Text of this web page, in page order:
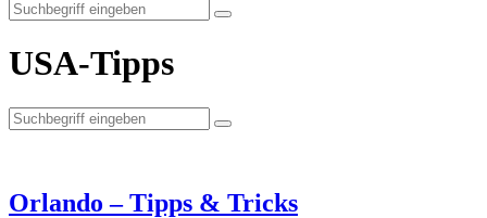
USA-Tipps
Suche
nach:
Orlando – Tipps & Tricks